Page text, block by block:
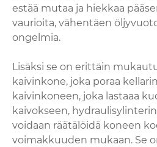
estää mutaa ja hiekkaa
vaurioita, vähentäen
ongelmia.
Lisäksi se on erittäin
kaivinkone, joka poraa
kaivinkoneen, joka lastaaa
kaivokseen,
voidaan räätälöidä koneen
voimakkuuden mukaan. Se